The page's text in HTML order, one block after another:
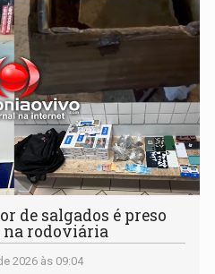
de salgados é preso
na rodoviária
2026 às 09:04